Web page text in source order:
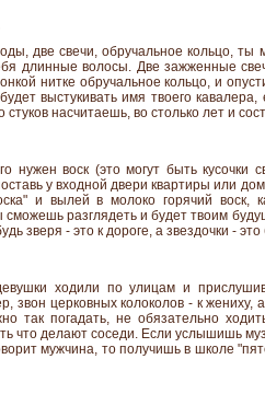
две свечи, обручальное кольцо,
длинные волосы. Две зажженные
нитке обручальное кольцо, и
выстукивать имя твоего
стуков насчитаешь, во столько лет и
нужен воск (это могут быть кусочки
у входной двери квартиры или
и вылей в молоко горячий воск,
сможешь разглядеть и будет твоим
зверя - это к дороге, а звездочки -
ходили по улицам и
церковных колоколов - к жениху,
так погадать, не обязательно
что делают соседи. Если услышишь
мужчина, то получишь в школе